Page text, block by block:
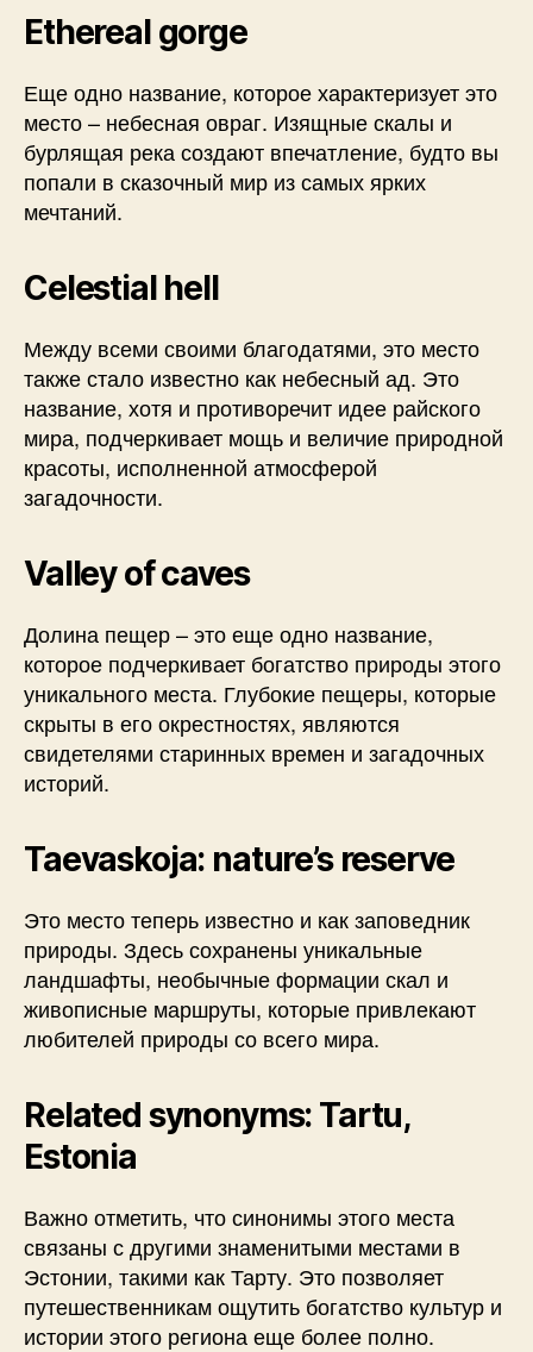
Ethereal gorge
Еще одно название, которое характеризует это
место – небесная овраг. Изящные скалы и
бурлящая река создают впечатление, будто вы
попали в сказочный мир из самых ярких
мечтаний.
Celestial hell
Между всеми своими благодатями, это место
также стало известно как небесный ад. Это
название, хотя и противоречит идее райского
мира, подчеркивает мощь и величие природной
красоты, исполненной атмосферой
загадочности.
Valley of caves
Долина пещер – это еще одно название,
которое подчеркивает богатство природы этого
уникального места. Глубокие пещеры, которые
скрыты в его окрестностях, являются
свидетелями старинных времен и загадочных
историй.
Taevaskoja: nature’s reserve
Это место теперь известно и как заповедник
природы. Здесь сохранены уникальные
ландшафты, необычные формации скал и
живописные маршруты, которые привлекают
любителей природы со всего мира.
Related synonyms: Tartu,
Estonia
Важно отметить, что синонимы этого места
связаны с другими знаменитыми местами в
Эстонии, такими как Тарту. Это позволяет
путешественникам ощутить богатство культур и
истории этого региона еще более полно.